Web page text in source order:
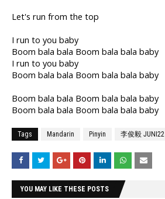
Let's run from the top
I run to you baby
Boom bala bala Boom bala bala baby
I run to you baby
Boom bala bala Boom bala bala baby
Boom bala bala Boom bala bala baby
Boom bala bala Boom bala bala baby
Tags Mandarin Pinyin 李俊毅 JUNI22
YOU MAY LIKE THESE POSTS